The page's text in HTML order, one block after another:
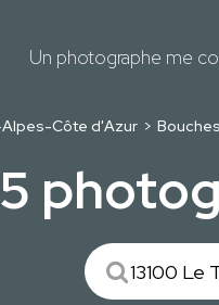
Un photographe me
Côte d'Azur